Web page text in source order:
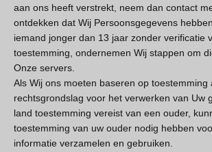
aan ons heeft verstrekt, neem dan contact
ontdekken dat Wij Persoonsgegevens
iemand jonger dan 13 jaar zonder verificatie
toestemming, ondernemen Wij stappen om
Onze servers.
Als Wij ons moeten baseren op toestemming
rechtsgrondslag voor het verwerken van Uw
land toestemming vereist van een ouder,
toestemming van uw ouder nodig hebben
informatie verzamelen en gebruiken.